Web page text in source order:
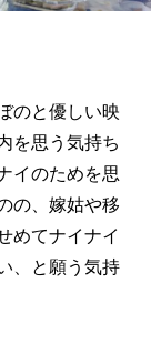
のと優しい映
を思う気持ち
イのためを思
の、嫁姑や移
めてナイナイ
、と願う気持